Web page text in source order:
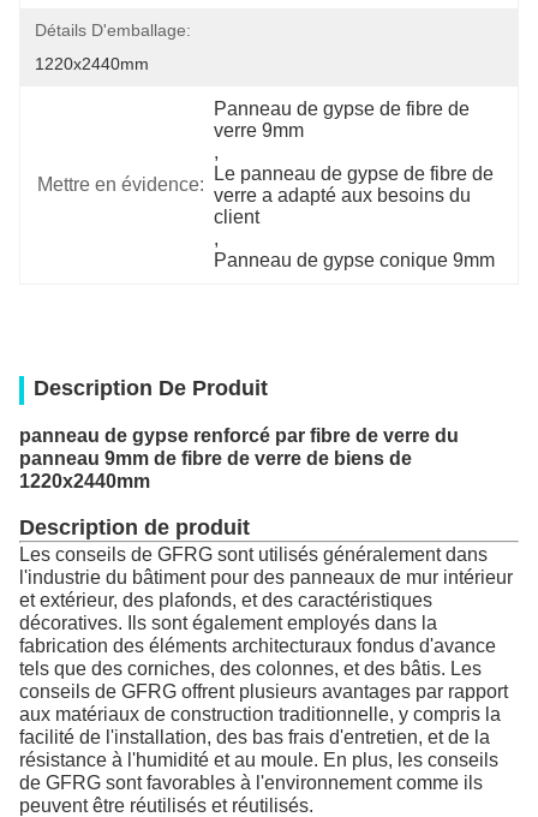
Détails D'emballage:
1220x2440mm
Mettre en évidence:
Panneau de gypse de fibre de
verre 9mm
,
Le panneau de gypse de fibre de
verre a adapté aux besoins du
client
,
Panneau de gypse conique 9mm
Description De Produit
panneau de gypse renforcé par fibre de verre du
panneau 9mm de fibre de verre de biens de
1220x2440mm
Description de produit
Les conseils de GFRG sont utilisés généralement dans
l'industrie du bâtiment pour des panneaux de mur intérieur
et extérieur, des plafonds, et des caractéristiques
décoratives. Ils sont également employés dans la
fabrication des éléments architecturaux fondus d'avance
tels que des corniches, des colonnes, et des bâtis. Les
conseils de GFRG offrent plusieurs avantages par rapport
aux matériaux de construction traditionnelle, y compris la
facilité de l'installation, des bas frais d'entretien, et de la
résistance à l'humidité et au moule. En plus, les conseils
de GFRG sont favorables à l'environnement comme ils
peuvent être réutilisés et réutilisés.